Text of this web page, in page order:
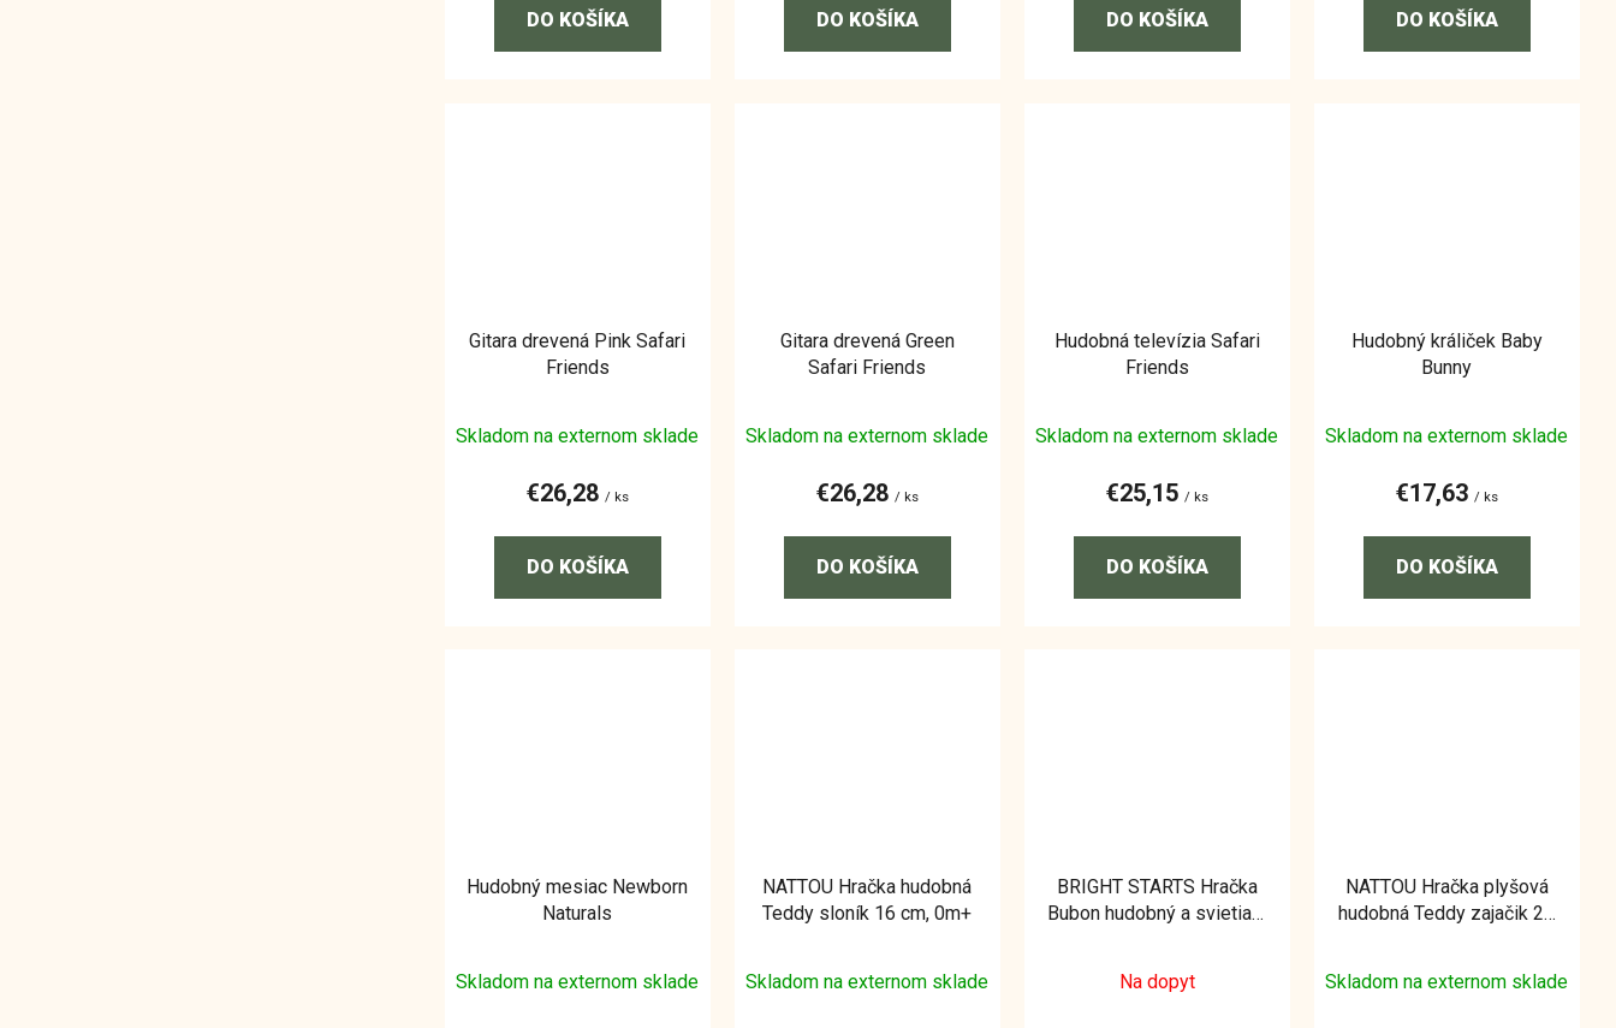
DO KOŠÍKA DO KOŠÍKA DO KOŠÍKA DO KOŠÍKA
Gitara drevená Pink Safari
Friends
Skladom na externom sklade
€26,28/ ks
DO KOŠÍKA
Gitara drevená Green
Safari Friends
Skladom na externom sklade
€26,28/ ks
DO KOŠÍKA
Hudobná televízia Safari
Friends
Skladom na externom sklade
€25,15/ ks
DO KOŠÍKA
Hudobný králiček Baby
Bunny
Skladom na externom sklade
€17,63/ ks
DO KOŠÍKA
Hudobný mesiac Newborn
Naturals
Skladom na externom sklade
NATTOU Hračka hudobná
Teddy sloník 16 cm, 0m+
Skladom na externom sklade
BRIGHT STARTS Hračka
Bubon hudobný a svietiaci
Na dopyt
NATTOU Hračka plyšová
hudobná Teddy zajačik 24
Skladom na externom sklade